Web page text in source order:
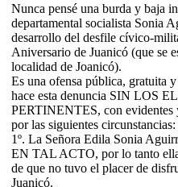
Nunca pensé una burda y baja
departamental socialista Sonia
desarrollo del desfile cívico-
Aniversario de Juanicó (que se
localidad de Joanicó).
Es una ofensa pública, gratuita
hace esta denuncia SIN LOS
PERTINENTES, con evidentes
por las siguientes circunstancias:
1º. La Señora Edila Sonia
EN TAL ACTO, por lo tanto
de que no tuvo el placer de
Juanicó.